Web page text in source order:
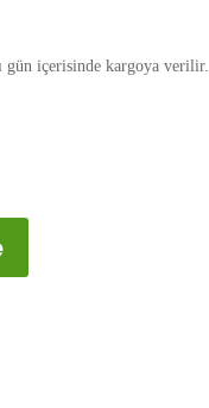
gün içerisinde kargoya verilir.